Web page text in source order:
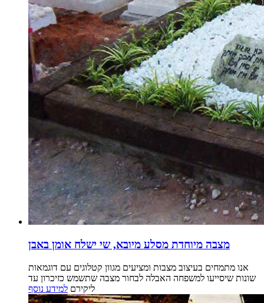
מצבה מיוחדת מסלע מיובא, שי ישלח אומן באבן
אנו מתמחים בעיצוב מצבות ומציעים מגוון קטלוגים עם דוגמאות
שונות שיסייעו למשפחה האבלה לבחור מצבה שתשמש כזיכרון עד
ליקירם למידע נוסף